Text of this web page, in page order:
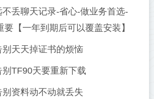
聊天记录-省心-做业务首选-
要【一年到期后可以覆盖安装】
天掉证书的烦恼
天要重新下载
料动不动就丢失